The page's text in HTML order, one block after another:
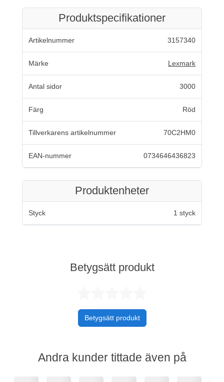
Produktspecifikationer
Artikelnummer 3157340
Märke Lexmark
Antal sidor 3000
Färg Röd
Tillverkarens artikelnummer 70C2HM0
EAN-nummer 0734646436823
Produktenheter
Styck 1 styck
Betygsätt produkt
Betygsätt produkt
Andra kunder tittade även på